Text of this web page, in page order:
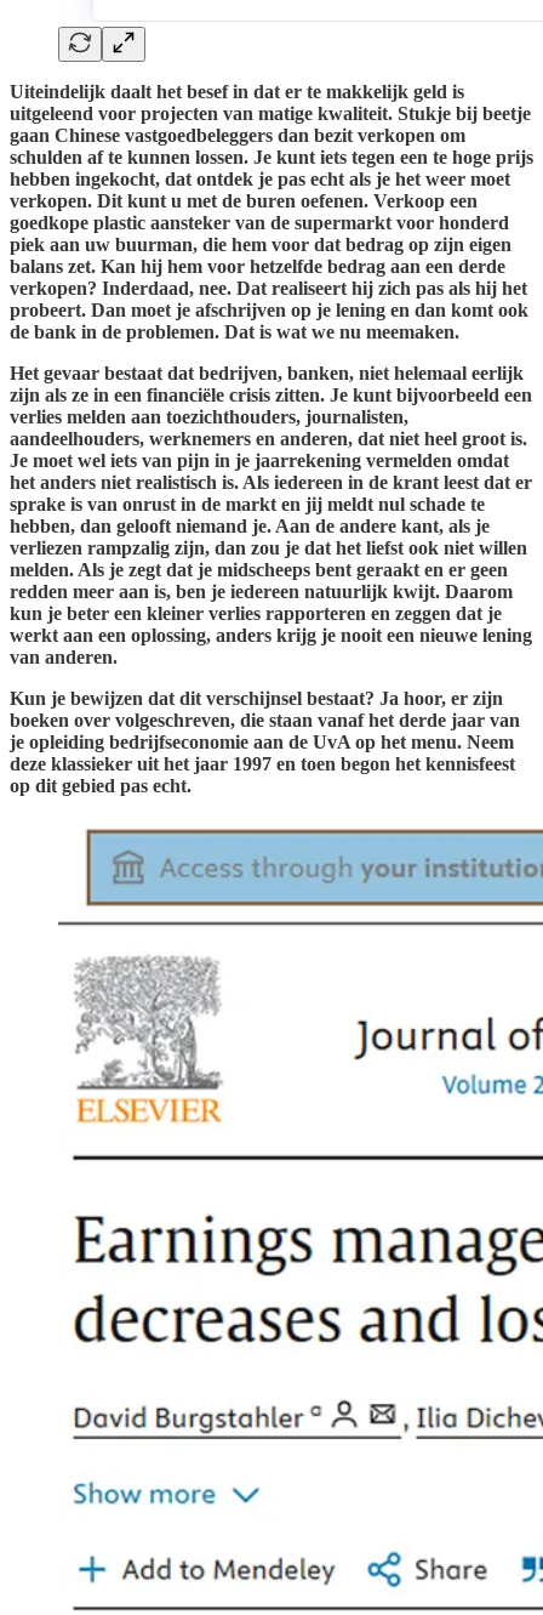
Uiteindelijk daalt het besef in dat er te makkelijk geld is
uitgeleend voor projecten van matige kwaliteit. Stukje bij beetje
gaan Chinese vastgoedbeleggers dan bezit verkopen om
schulden af te kunnen lossen. Je kunt iets tegen een te hoge prijs
hebben ingekocht, dat ontdek je pas echt als je het weer moet
verkopen. Dit kunt u met de buren oefenen. Verkoop een
goedkope plastic aansteker van de supermarkt voor honderd
piek aan uw buurman, die hem voor dat bedrag op zijn eigen
balans zet. Kan hij hem voor hetzelfde bedrag aan een derde
verkopen? Inderdaad, nee. Dat realiseert hij zich pas als hij het
probeert. Dan moet je afschrijven op je lening en dan komt ook
de bank in de problemen. Dat is wat we nu meemaken.
Het gevaar bestaat dat bedrijven, banken, niet helemaal eerlijk
zijn als ze in een financiële crisis zitten. Je kunt bijvoorbeeld een
verlies melden aan toezichthouders, journalisten,
aandeelhouders, werknemers en anderen, dat niet heel groot is.
Je moet wel iets van pijn in je jaarrekening vermelden omdat
het anders niet realistisch is. Als iedereen in de krant leest dat er
sprake is van onrust in de markt en jij meldt nul schade te
hebben, dan gelooft niemand je. Aan de andere kant, als je
verliezen rampzalig zijn, dan zou je dat het liefst ook niet willen
melden. Als je zegt dat je midscheeps bent geraakt en er geen
redden meer aan is, ben je iedereen natuurlijk kwijt. Daarom
kun je beter een kleiner verlies rapporteren en zeggen dat je
werkt aan een oplossing, anders krijg je nooit een nieuwe lening
van anderen.
Kun je bewijzen dat dit verschijnsel bestaat? Ja hoor, er zijn
boeken over volgeschreven, die staan vanaf het derde jaar van
je opleiding bedrijfseconomie aan de UvA op het menu. Neem
deze klassieker uit het jaar 1997 en toen begon het kennisfeest
op dit gebied pas echt.